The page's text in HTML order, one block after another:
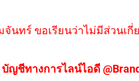
นทร์ ขอเรียนว่าไม่มีส่วนเ
บัญชีทางการไลน์ไอดี